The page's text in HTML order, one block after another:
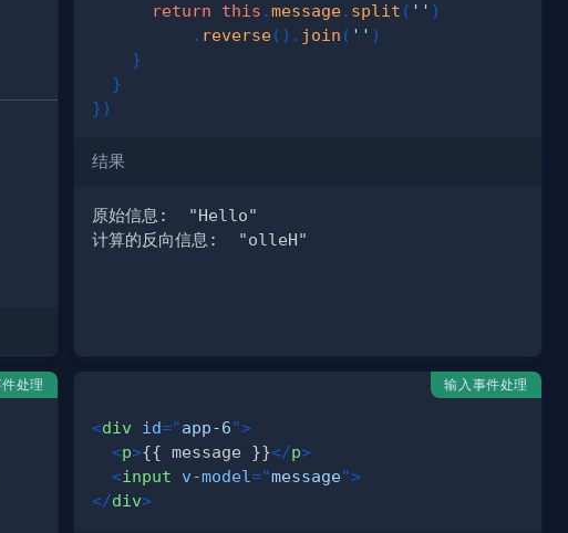
return
this .message. split ( '' )
. reverse( ) . join ( '' )
}
}
})
结果
处理 输入事件处理
<div id="app-6">
<p>{{ message }}</p>
<input v-model="message">
</div>